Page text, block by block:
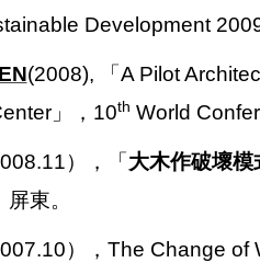
Development
(2008),
「A Pilot
」，10th World
），「大木作破壞
東。
），The Change of